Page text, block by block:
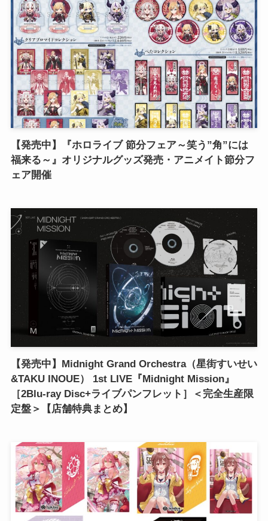
【発売中】『ホロライブ 節分フェア～笑う”角”には
福来る～』オリジナルグッズ発売・アニメイト節分フ
ェア開催
【発売中】Midnight Grand Orchestra（星街すいせい
&TAKU INOUE） 1st LIVE『Midnight Mission』
［2Blu-ray Disc+ライブパンフレット］＜完全生産限
定盤＞【店舗特典まとめ】